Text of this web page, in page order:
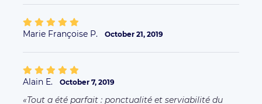
Marie Françoise P. October 21, 2019
Alain E. October 7, 2019
Tout a été parfait : ponctualité et serviabilité du